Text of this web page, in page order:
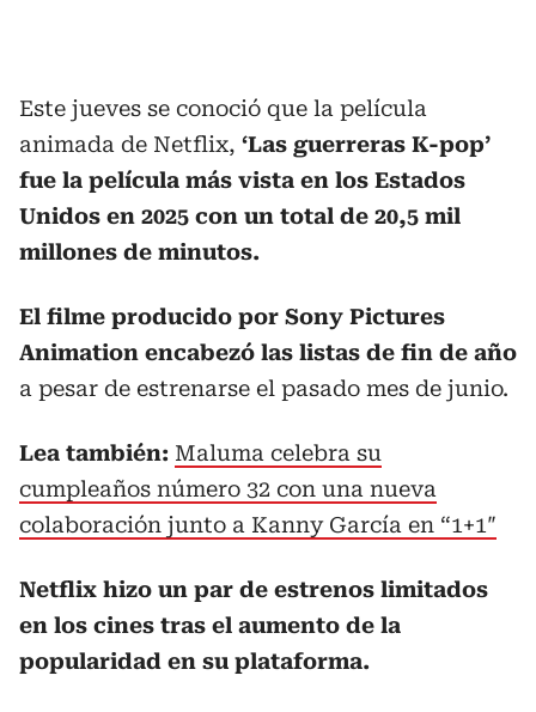
Este jueves se conoció que la película
animada de Netflix, ‘Las guerreras K-pop’
fue la película más vista en los Estados
Unidos en 2025 con un total de 20,5 mil
millones de minutos.
El filme producido por Sony Pictures
Animation encabezó las listas de fin de año
a pesar de estrenarse el pasado mes de junio.
Lea también: Maluma celebra su
cumpleaños número 32 con una nueva
colaboración junto a Kanny García en “1+1″
Netflix hizo un par de estrenos limitados
en los cines tras el aumento de la
popularidad en su plataforma.